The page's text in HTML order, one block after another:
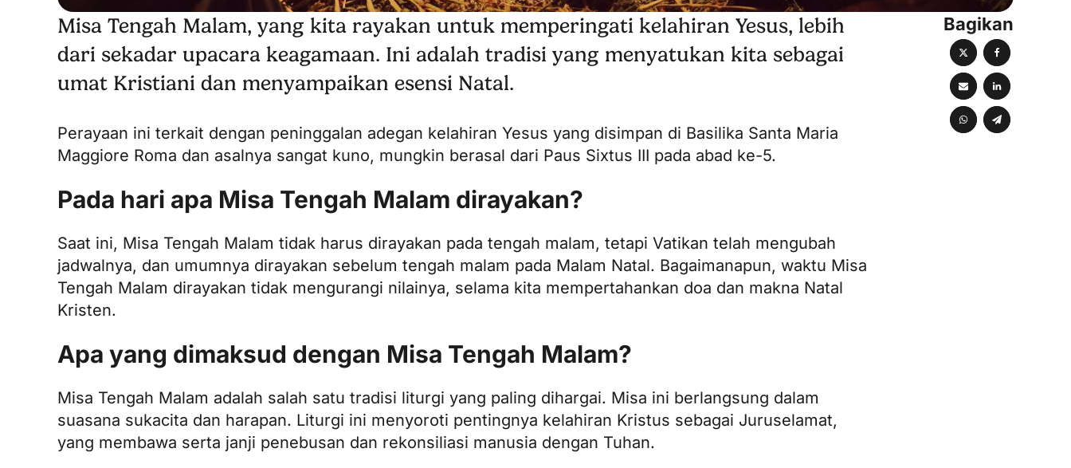
Misa Tengah Malam, yang kita rayakan untuk memperingati kelahiran Yesus, lebih
dari sekadar upacara keagamaan. Ini adalah tradisi yang menyatukan kita sebagai
umat Kristiani dan menyampaikan esensi Natal.
Perayaan ini terkait dengan peninggalan adegan kelahiran Yesus yang disimpan di Basilika Santa Maria
Maggiore Roma dan asalnya sangat kuno, mungkin berasal dari Paus Sixtus III pada abad ke-5.
Pada hari apa Misa Tengah Malam dirayakan?
Saat ini, Misa Tengah Malam tidak harus dirayakan pada tengah malam, tetapi Vatikan telah mengubah
jadwalnya, dan umumnya dirayakan sebelum tengah malam pada Malam Natal. Bagaimanapun, waktu Misa
Tengah Malam dirayakan tidak mengurangi nilainya, selama kita mempertahankan doa dan makna Natal
Kristen.
Apa yang dimaksud dengan Misa Tengah Malam?
Misa Tengah Malam adalah salah satu tradisi liturgi yang paling dihargai. Misa ini berlangsung dalam
suasana sukacita dan harapan. Liturgi ini menyoroti pentingnya kelahiran Kristus sebagai Juruselamat,
yang membawa serta janji penebusan dan rekonsiliasi manusia dengan Tuhan.
Bagikan